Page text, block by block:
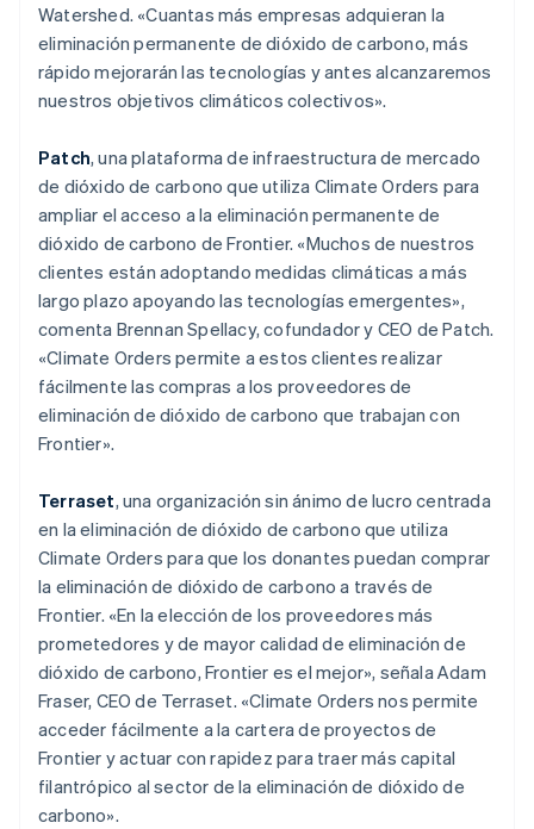
Watershed. «Cuantas más empresas adquieran la
eliminación permanente de dióxido de carbono, más
rápido mejorarán las tecnologías y antes alcanzaremos
nuestros objetivos climáticos colectivos».
Patch, una plataforma de infraestructura de mercado
de dióxido de carbono que utiliza Climate Orders para
ampliar el acceso a la eliminación permanente de
dióxido de carbono de Frontier. «Muchos de nuestros
clientes están adoptando medidas climáticas a más
largo plazo apoyando las tecnologías emergentes»,
comenta Brennan Spellacy, cofundador y CEO de Patch.
«Climate Orders permite a estos clientes realizar
fácilmente las compras a los proveedores de
eliminación de dióxido de carbono que trabajan con
Frontier».
Terraset, una organización sin ánimo de lucro centrada
en la eliminación de dióxido de carbono que utiliza
Climate Orders para que los donantes puedan comprar
la eliminación de dióxido de carbono a través de
Frontier. «En la elección de los proveedores más
prometedores y de mayor calidad de eliminación de
dióxido de carbono, Frontier es el mejor», señala Adam
Fraser, CEO de Terraset. «Climate Orders nos permite
acceder fácilmente a la cartera de proyectos de
Frontier y actuar con rapidez para traer más capital
filantrópico al sector de la eliminación de dióxido de
carbono».
India
English
Irlanda
English
Japón
日本語English
Letonia
English
Liechtenstein
Deutsch English
Lituania
English
Luxemburgo
Français DeutschEnglish
Malasia
English简体中文
Malta
México
EspañolEnglish
Noruega
English
Nueva Zelandia
English
Países Bajos
NederlandsEnglish
Polonia
English
Portugal
PortuguêsEnglish
RAE de Hong Kong, China
English